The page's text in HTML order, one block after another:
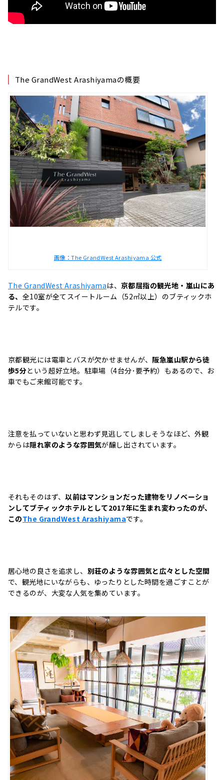
The GrandWest Arashiyamaの概要
画像：The GrandWest Arashiyama 公式
The GrandWest Arashiyamaは、 京都屈指の観光地・嵐山にあ
る、 全10室が全てスイートルーム（52㎡以上）のブティックホ
テルです。
京都観光には電車とバスが欠かせませんが、 阪急嵐山駅から徒
歩5分という超好立地。駐車場（4台分･要予約）もあるので、お
車でもご来館可能です。
注意を払っていないと思わず見逃してしましそうなほど、外観
からは隠れ家のような雰囲気が醸し出されています。
それもそのはず、以前はマンションだった建物をリノベーショ
ンしてブティックホテルとして2017年に生まれ変わったのが、
このThe GrandWest Arashiyamaです。
居心地の良さを追求し、 別荘のような雰囲気と広々とした空間
で、観光地にいながらも、ゆったりとした時間を過ごすことが
できるのが、大変な人気を集めています。